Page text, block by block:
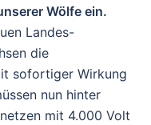
Wölfe ein.
Landes-
die
sofortiger Wirkung
nun hinter
mit 4.000 Volt